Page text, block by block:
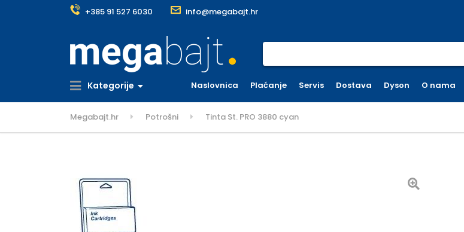
+385 91 527 6030 info@megabajt.hr
Kategorije Naslovnica Plaćanje Servis Dostava Dyson O nama
Megabajt.hr Potrošni Tinta St. PRO 3880 cyan